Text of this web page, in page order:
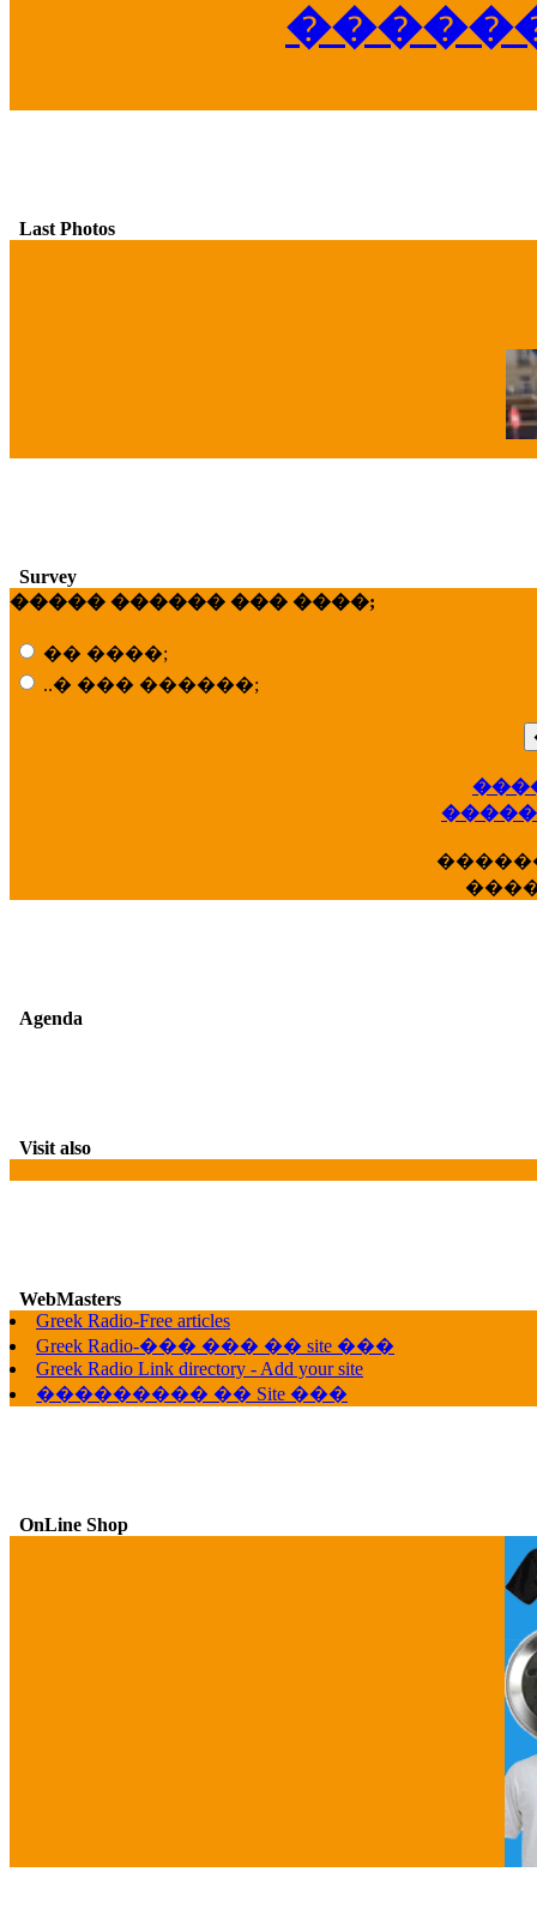
Last Photos
Survey
����� ������ ��� ����;
�� ����;
..� ��� ������;
Agenda
Visit also
WebMasters
Greek Radio-Free articles
Greek Radio-��� ��� �� site ���
Greek Radio Link directory - Add your site
��������� �� Site ���
OnLine Shop